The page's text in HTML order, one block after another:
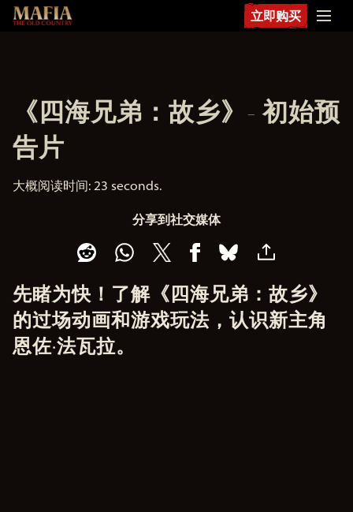
立即购买
《四海兄弟：故乡》- 初始预
告片
大概阅读时间 23 seconds
分享到社交媒体
先睹为快！了解《四海兄弟：故乡》
的过场动画和游戏玩法，认识新主角
恩佐·法瓦拉。